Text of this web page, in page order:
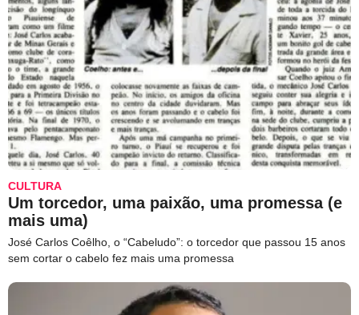
CULTURA
Um torcedor, uma paixão, uma promessa (e
mais uma)
José Carlos Coêlho, o “Cabeludo”: o torcedor que passou 15 anos
sem cortar o cabelo fez mais uma promessa